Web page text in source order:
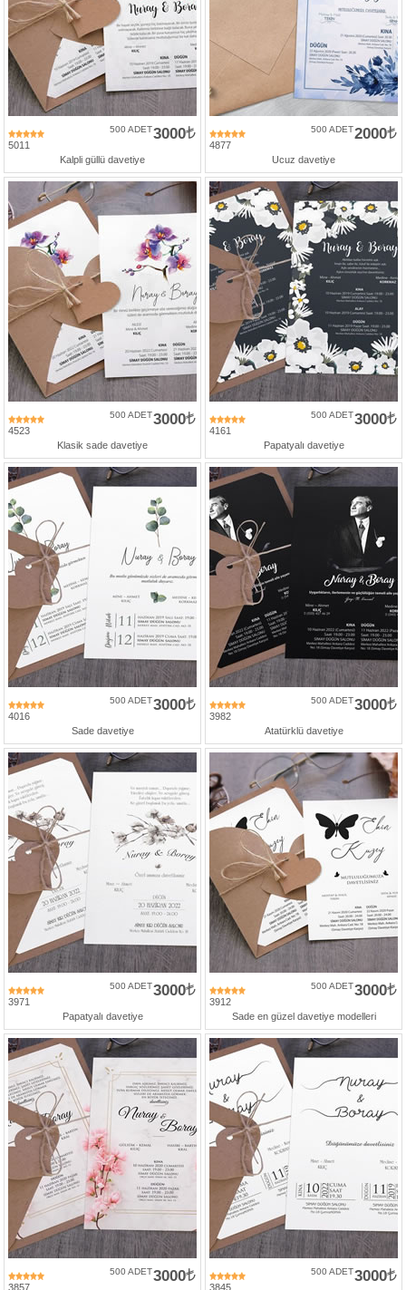
5011
3000
500 ADET
Kalpli güllü davetiye
4877
2000
500 ADET
Ucuz davetiye
4523
3000
500 ADET
Klasik sade davetiye
4161
3000
500 ADET
Papatyalı davetiye
4016
3000
500 ADET
Sade davetiye
3982
3000
500 ADET
Atatürklü davetiye
3971
3000
500 ADET
Papatyalı davetiye
3912
3000
500 ADET
Sade en güzel davetiye modelleri
3857
3000
500 ADET
3845
3000
500 ADET